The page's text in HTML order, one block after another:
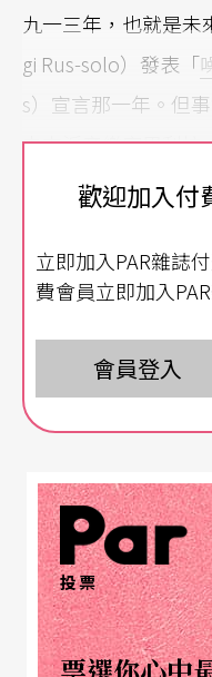
九一三年，也就是未
gi Rus-solo）發表「
s）宣言那一年。但
未來派音樂家巴利拉
曾在「未來音樂的
的心靈、現代工業
且表達出海岸線、
須加進音樂原有的
響了盧梭羅，兩年
言。
在「未來音樂的技
都已經掙扎於傳統
包袱。未來派藝術
美主義，因爲這些
術史。費魯索．布
歡迎加入付
立即加入PAR雜誌
費會員立即加入
會員登入
投票